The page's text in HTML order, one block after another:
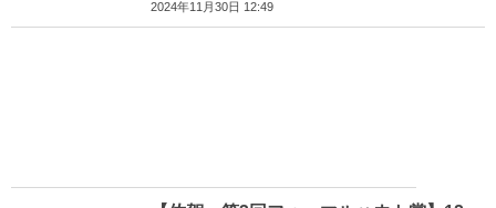
2024年11月30日 12:49